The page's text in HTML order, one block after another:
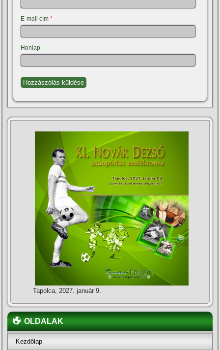
E-mail cím*
Honlap
Tapolca, 2027. január 9.
OLDALAK
Kezdőlap